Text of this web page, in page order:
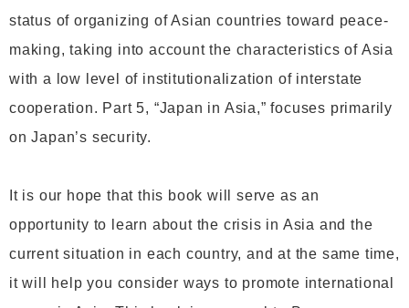
status of organizing of Asian countries toward peace-
making, taking into account the characteristics of Asia
with a low level of institutionalization of interstate
cooperation. Part 5, “Japan in Asia,” focuses primarily
on Japan’s security.
It is our hope that this book will serve as an
opportunity to learn about the crisis in Asia and the
current situation in each country, and at the same time,
it will help you consider ways to promote international